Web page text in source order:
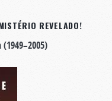
REVELADO!